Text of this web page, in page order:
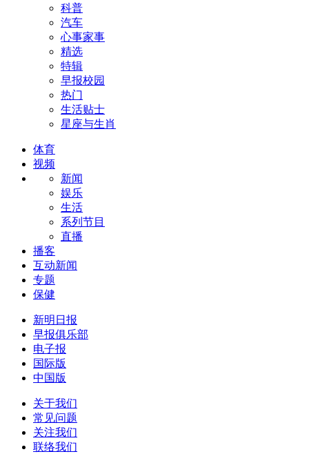
科普
汽车
心事家事
精选
特辑
早报校园
热门
生活贴士
星座与生肖
体育
视频
新闻
娱乐
生活
系列节目
直播
播客
互动新闻
专题
保健
新明日报
早报俱乐部
电子报
国际版
中国版
关于我们
常见问题
关注我们
联络我们